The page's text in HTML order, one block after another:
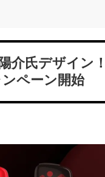
介氏デザイン
ペーン開始